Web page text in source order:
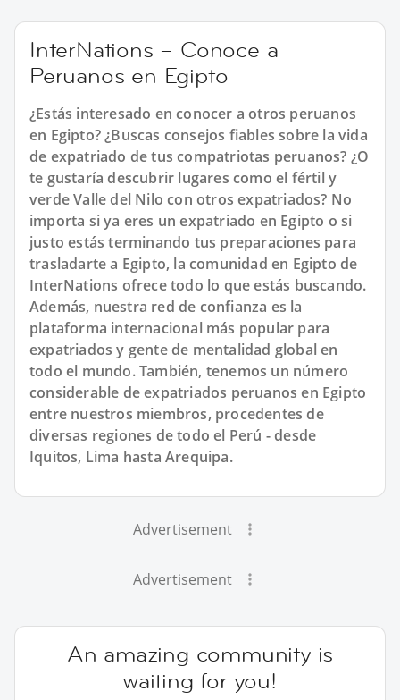
InterNations – Conoce a
Peruanos en Egipto
¿Estás interesado en conocer a otros peruanos
en Egipto? ¿Buscas consejos fiables sobre la vida
de expatriado de tus compatriotas peruanos? ¿O
te gustaría descubrir lugares como el fértil y
verde Valle del Nilo con otros expatriados? No
importa si ya eres un expatriado en Egipto o si
justo estás terminando tus preparaciones para
trasladarte a Egipto, la comunidad en Egipto de
InterNations ofrece todo lo que estás buscando.
Además, nuestra red de confianza es la
plataforma internacional más popular para
expatriados y gente de mentalidad global en
todo el mundo. También, tenemos un número
considerable de expatriados peruanos en Egipto
entre nuestros miembros, procedentes de
diversas regiones de todo el Perú - desde
Iquitos, Lima hasta Arequipa.
Advertisement
Advertisement
An amazing community is
waiting for you!